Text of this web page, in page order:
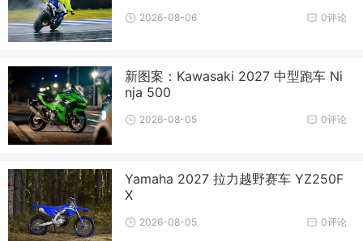
0评论
2026-08-06
新图案：Kawasaki 2027 中型跑车 Ni
nja 500
0评论
2026-08-05
Yamaha 2027 拉力越野赛车 YZ250F
X
0评论
2026-08-05